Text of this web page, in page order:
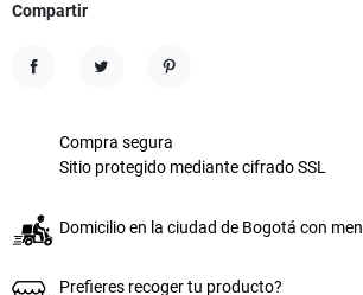
Compartir
Compra segura
Sitio protegido mediante cifrado SSL
Domicilio en la ciudad de Bogotá con
Prefieres recoger tu producto?